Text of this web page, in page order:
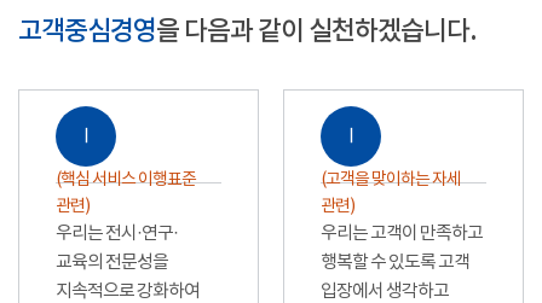
고객중심경영을 다음과 같이 실천하겠습니다.
Ⅰ
(핵심 서비스 이행표준
관련)
우리는 전시·연구·
교육의 전문성을
지속적으로 강화하여
Ⅰ
(고객을 맞이하는 자세
관련)
우리는 고객이 만족하고
행복할 수 있도록 고객
입장에서 생각하고